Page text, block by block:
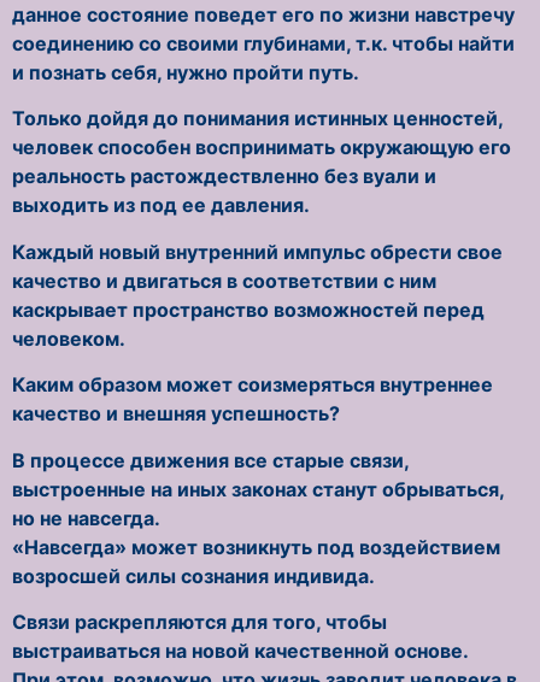
данное состояние поведет его по жизни навстречу
соединению со своими глубинами, т.к. чтобы найти
и познать себя, нужно пройти путь.
Только дойдя до понимания истинных ценностей,
человек способен воспринимать окружающую его
реальность растождествленно без вуали и
выходить из под ее давления.
Каждый новый внутренний импульс обрести свое
качество и двигаться в соответствии с ним
каскрывает пространство возможностей перед
человеком.
Каким образом может соизмеряться внутреннее
качество и внешняя успешность?
В процессе движения все старые связи,
выстроенные на иных законах станут обрываться,
но не навсегда.
«Навсегда» может возникнуть под воздействием
возросшей силы сознания индивида.
Связи раскрепляются для того, чтобы
выстраиваться на новой качественной основе.